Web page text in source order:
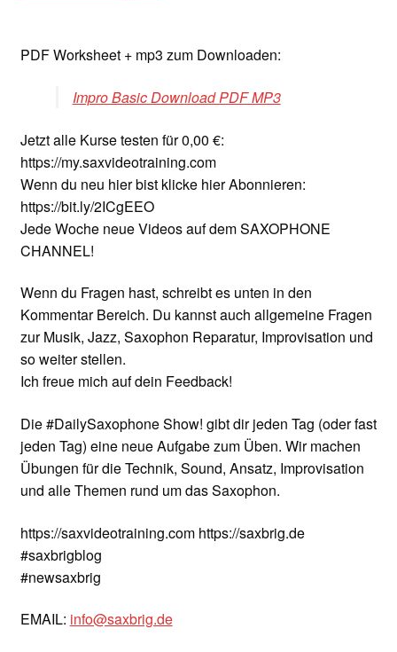
PDF Worksheet + mp3 zum Downloaden:
Impro Basic Download PDF MP3
Jetzt alle Kurse testen für 0,00 €:
https://my.saxvideotraining.com
Wenn du neu hier bist klicke hier Abonnieren:
https://bit.ly/2ICgEEO
Jede Woche neue Videos auf dem SAXOPHONE
CHANNEL!
Wenn du Fragen hast, schreibt es unten in den
Kommentar Bereich. Du kannst auch allgemeine Fragen
zur Musik, Jazz, Saxophon Reparatur, Improvisation und
so weiter stellen.
Ich freue mich auf dein Feedback!
Die #DailySaxophone Show! gibt dir jeden Tag (oder fast
jeden Tag) eine neue Aufgabe zum Üben. Wir machen
Übungen für die Technik, Sound, Ansatz, Improvisation
und alle Themen rund um das Saxophon.
https://saxvideotraining.com https://saxbrig.de
#saxbrigblog
#newsaxbrig
EMAIL: info@saxbrig.de